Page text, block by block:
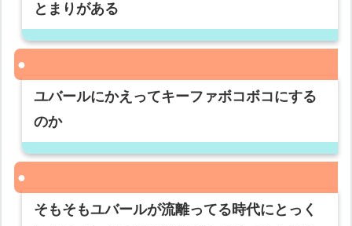
とまりがある
ユバールにかえってキーファボコボコにする
のか
そもそもユバールが流離ってる時代にとっく